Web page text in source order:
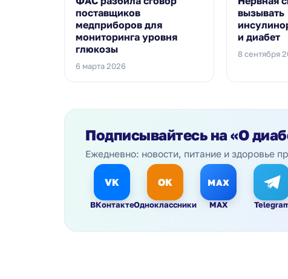
поставщиков
медприборов для
мониторинга уровня
глюкозы
6 марта 2026
вызывать
и диабет
8 сентября
Подписывайтесь на «О
Ежедневно: новости, питание и здоровье
VK
ВКонтакте
OK
Одноклассники
MAX
MAX